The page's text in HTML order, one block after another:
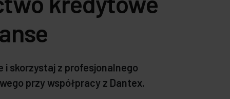
i skorzystaj z profesjonalnego
przy współpracy z Dantex.